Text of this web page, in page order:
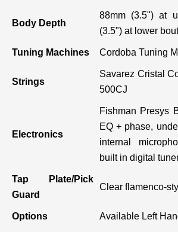
Body Depth
88mm (3.5") at
(3.5") at lower bout
Tuning Machines Cordoba Tuning
Strings
Savarez Cristal
500CJ
Electronics
Fishman Presys
EQ + phase,
internal
built in digital
Tap Plate/Pick
Guard
Clear flamenco-
Options Available Left